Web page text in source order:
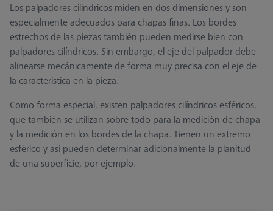
Los palpadores cilíndricos miden en dos dimensiones y son
especialmente adecuados para chapas finas. Los bordes
estrechos de las piezas también pueden medirse bien con
palpadores cilíndricos. Sin embargo, el eje del palpador debe
alinearse mecánicamente de forma muy precisa con el eje de
la característica en la pieza.
Como forma especial, existen palpadores cilíndricos esféricos,
que también se utilizan sobre todo para la medición de chapa
y la medición en los bordes de la chapa. Tienen un extremo
esférico y así pueden determinar adicionalmente la planitud
de una superficie, por ejemplo.